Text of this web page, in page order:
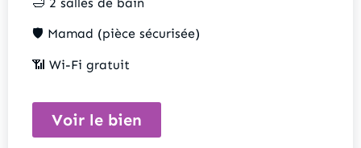
🛡️ Mamad (pièce sécurisée)
📶 Wi-Fi gratuit
Voir le bien